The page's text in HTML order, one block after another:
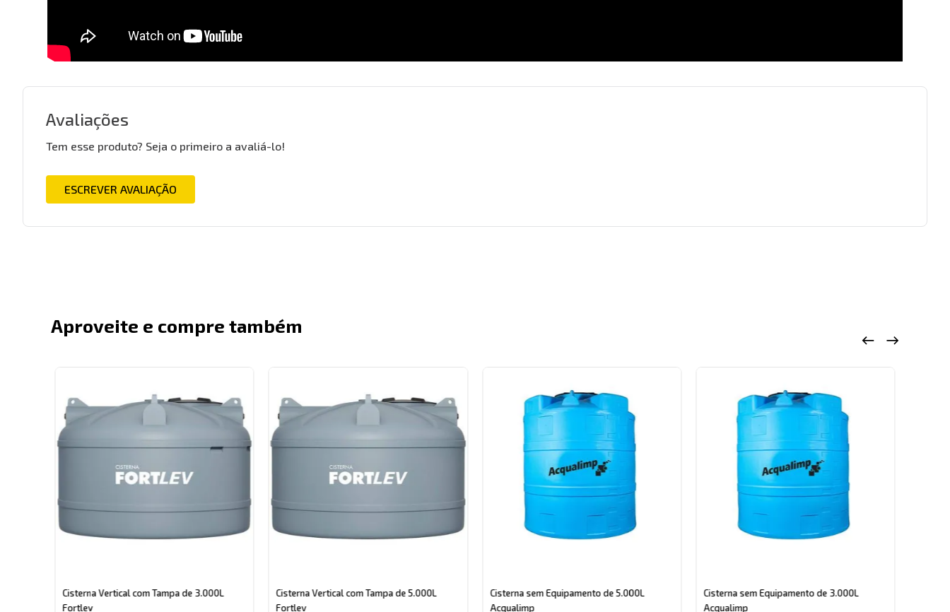
Avaliações
Tem esse produto? Seja o primeiro a avaliá-lo!
ESCREVER AVALIAÇÃO
Aproveite e compre também
Cisterna Vertical com Tampa de 3.000L
Fortlev
Cisterna Vertical com Tampa de 5.000L
Fortlev
Cisterna sem Equipamento de 5.000L
Acqualimp
Cisterna sem Equipamento de 3.000L
Acqualimp